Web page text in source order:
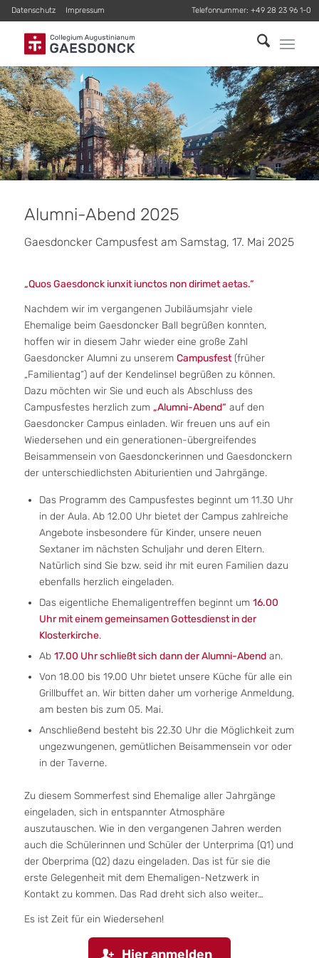
Datenschutz Impressum Telefonnummer: +49 28 23 96 1-0
Alumni-Abend 2025
Gaesdoncker Campusfest am Samstag, 17. Mai 2025
„Quos Gaesdonck iunxit iunctos non dirimet aetas.“
Nachdem wir im vergangenen Jubiläumsjahr viele
Ehemalige beim Gaesdoncker Ball begrüßen konnten,
hoffen wir in diesem Jahr wieder eine große Zahl
Gaesdoncker Alumni zu unserem Campusfest(früher
„Familientag“) auf der Kendelinsel begrüßen zu können.
Dazu möchten wir Sie und euch als Abschluss des
Campusfestes herzlich zum „Alumni-Abend“ auf den
Gaesdoncker Campus einladen. Wir freuen uns auf ein
Wiedersehen und ein generationen-übergreifendes
Beisammensein von Gaesdonckerinnen und Gaesdonckern
der unterschiedlichsten Abiturientien und Jahrgänge.
Das Programm des Campusfestes beginnt um 11.30 Uhr
in der Aula. Ab 12.00 Uhr bietet der Campus zahlreiche
Angebote insbesondere für Kinder, unsere neuen
Sextaner im nächsten Schuljahr und deren Eltern.
Natürlich sind Sie bzw. seid ihr mit euren Familien dazu
ebenfalls herzlich eingeladen.
Das eigentliche Ehemaligentreffen beginnt um 16.00
Uhr mit einem gemeinsamen Gottesdienst in der
Klosterkirche.
Ab 17.00 Uhr schließt sich dann der Alumni-Abendan.
Von 18.00 bis 19.00 Uhr bietet unsere Küche für alle ein
Grillbuffet an. Wir bitten daher um vorherige Anmeldung,
am besten bis zum 05. Mai.
Anschließend besteht bis 22.30 Uhr die Möglichkeit zum
ungezwungenen, gemütlichen Beisammensein vor oder
in der Taverne.
Zu diesem Sommerfest sind Ehemalige aller Jahrgänge
eingeladen, sich in entspannter Atmosphäre
auszutauschen. Wie in den vergangenen Jahren werden
auch die Schülerinnen und Schüler der Unterprima (Q1) und
der Oberprima (Q2) dazu eingeladen. Das ist für sie die
erste Gelegenheit mit dem Ehemaligen-Netzwerk in
Kontakt zu kommen. Das Rad dreht sich also weiter…
Es ist Zeit für ein Wiedersehen!
Hier anmelden